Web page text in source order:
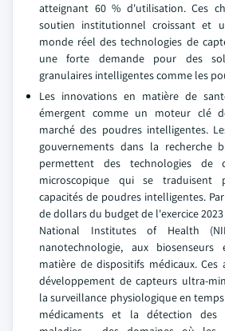
atteignant 60 % d'utilisation. Ces
soutien institutionnel croissant et
monde réel des technologies de
une forte demande pour des
granulaires intelligentes comme les
Les innovations en matière de
émergent comme un moteur clé
marché des poudres intelligentes.
gouvernements dans la recherche
permettent des technologies de
microscopique qui se traduisent
capacités de poudres intelligentes.
de dollars du budget de l'exercice
National Institutes of Health
nanotechnologie, aux
matière de dispositifs médicaux.
développement de capteurs ultra-
la surveillance physiologique en
médicaments et la détection des